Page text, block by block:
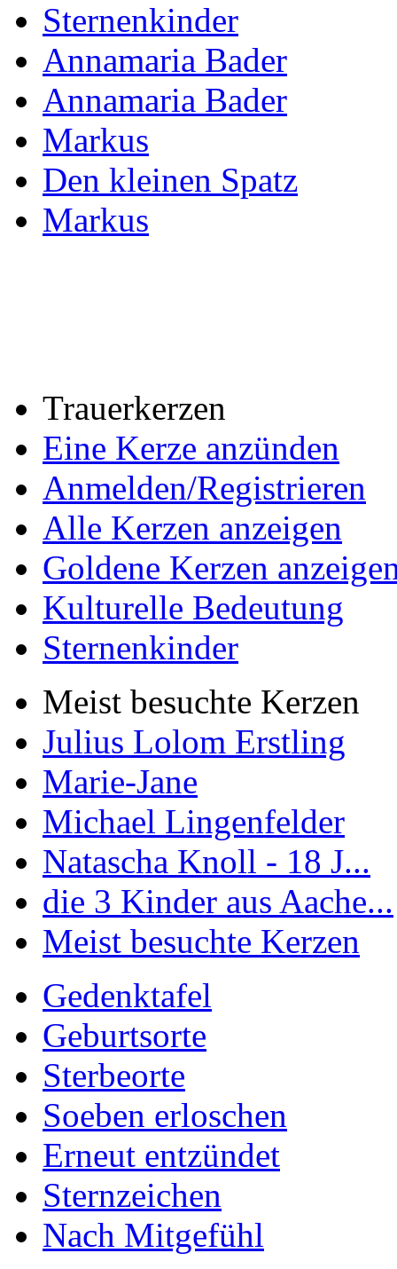
Sternenkinder
Annamaria Bader
Annamaria Bader
Markus
Den kleinen Spatz
Markus
Trauerkerzen
Eine Kerze anzünden
Anmelden/Registrieren
Alle Kerzen anzeigen
Goldene Kerzen
Kulturelle Bedeutung
Sternenkinder
Meist besuchte Kerzen
Julius Lolom Erstling
Marie-Jane
Michael Lingenfelder
Natascha Knoll - 18 J...
die 3 Kinder aus Aache...
Meist besuchte Kerzen
Gedenktafel
Geburtsorte
Sterbeorte
Soeben erloschen
Erneut entzündet
Sternzeichen
Nach Mitgefühl